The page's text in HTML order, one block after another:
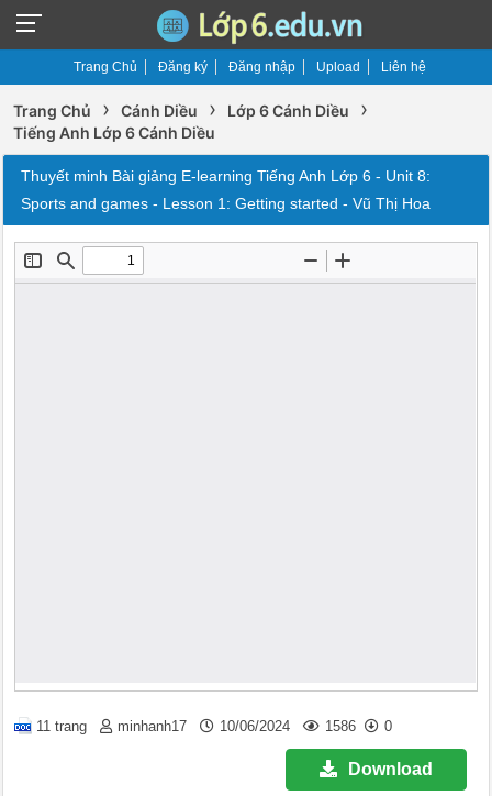
Trang Chủ Đăng ký Đăng nhập Upload Liên hệ
Trang Chủ › Cánh Diều › Lớp 6 Cánh Diều ›
Tiếng Anh Lớp 6 Cánh Diều
Thuyết minh Bài giảng E-learning Tiếng Anh Lớp 6 - Unit 8:
Sports and games - Lesson 1: Getting started - Vũ Thị Hoa
11 trang minhanh17 10/06/2024 1586 0
Download